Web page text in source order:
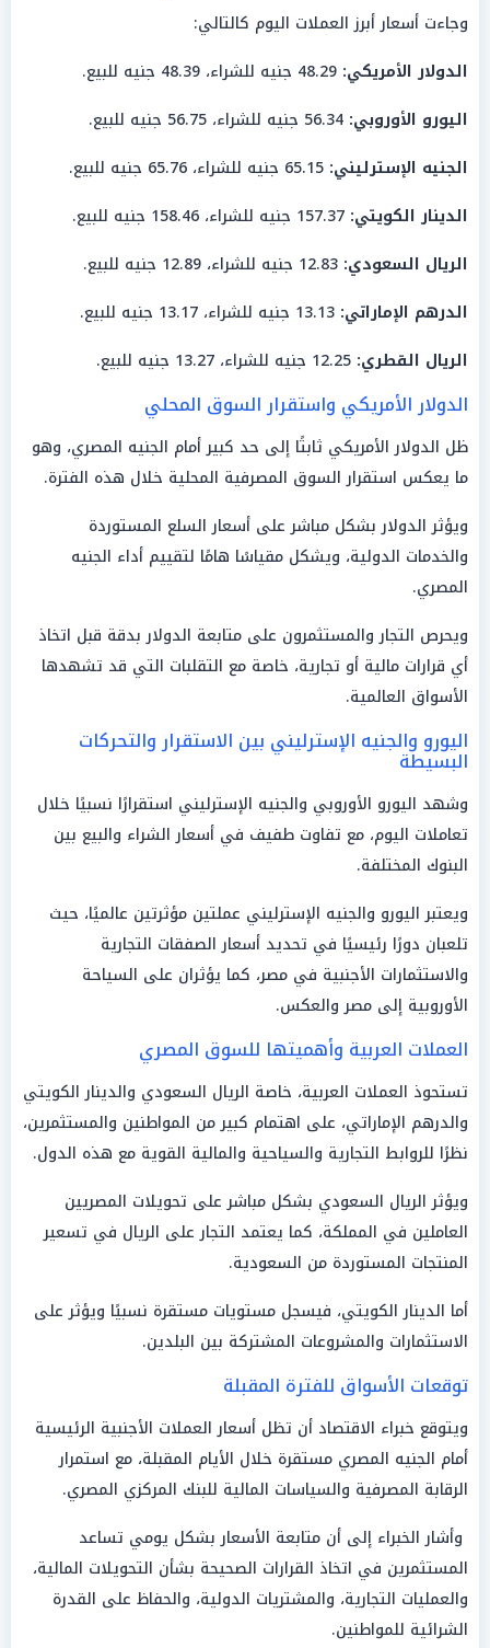
وجاءت أسعار أبرز العملات اليوم كالتالي:
الدولار الأمريكي:
اليورو الأوروبي:
الجنيه الإسترليني:
الدينار الكويتي:
الريال السعودي:
الدرهم الإماراتي:
الريال القطري:
الدولار الأمريكي واستقرار السوق المحلي
ظل الدولار الأمريكي ثابتًا إلى حد كبير أمام الجنيه المصري، وهو
ما يعكس استقرار السوق المصرفية المحلية خلال هذه الفترة.
ويؤثر الدولار بشكل مباشر على أسعار السلع المستوردة
والخدمات الدولية، ويشكل مقياسًا هامًا لتقييم أداء الجنيه
المصري.
ويحرص التجار والمستثمرون على متابعة الدولار بدقة قبل اتخاذ
أي قرارات مالية أو تجارية، خاصة مع التقلبات التي قد تشهدها
الأسواق العالمية.
اليورو والجنيه الإسترليني بين الاستقرار والتحركات
البسيطة
وشهد اليورو الأوروبي والجنيه الإسترليني استقرارًا نسبيًا خلال
تعاملات اليوم، مع تفاوت طفيف في أسعار الشراء والبيع بين
البنوك المختلفة.
ويعتبر اليورو والجنيه الإسترليني عملتين مؤثرتين عالميًا، حيث
تلعبان دورًا رئيسيًا في تحديد أسعار الصفقات التجارية
والاستثمارات الأجنبية في مصر، كما يؤثران على السياحة
الأوروبية إلى مصر والعكس.
العملات العربية وأهميتها للسوق المصري
تستحوذ العملات العربية، خاصة الريال السعودي والدينار الكويتي
والدرهم الإماراتي، على اهتمام كبير من المواطنين والمستثمرين،
نظرًا للروابط التجارية والسياحية والمالية القوية مع هذه الدول.
ويؤثر الريال السعودي بشكل مباشر على تحويلات المصريين
العاملين في المملكة، كما يعتمد التجار على الريال في تسعير
المنتجات المستوردة من السعودية.
أما الدينار الكويتي، فيسجل مستويات مستقرة نسبيًا ويؤثر على
الاستثمارات والمشروعات المشتركة بين البلدين.
توقعات الأسواق للفترة المقبلة
ويتوقع خبراء الاقتصاد أن تظل أسعار العملات الأجنبية الرئيسية
أمام الجنيه المصري مستقرة خلال الأيام المقبلة، مع استمرار
الرقابة المصرفية والسياسات المالية للبنك المركزي المصري.
وأشار الخبراء إلى أن متابعة الأسعار بشكل يومي تساعد
المستثمرين في اتخاذ القرارات الصحيحة بشأن التحويلات المالية،
والعمليات التجارية، والمشتريات الدولية، والحفاظ على القدرة
الشرائية للمواطنين.